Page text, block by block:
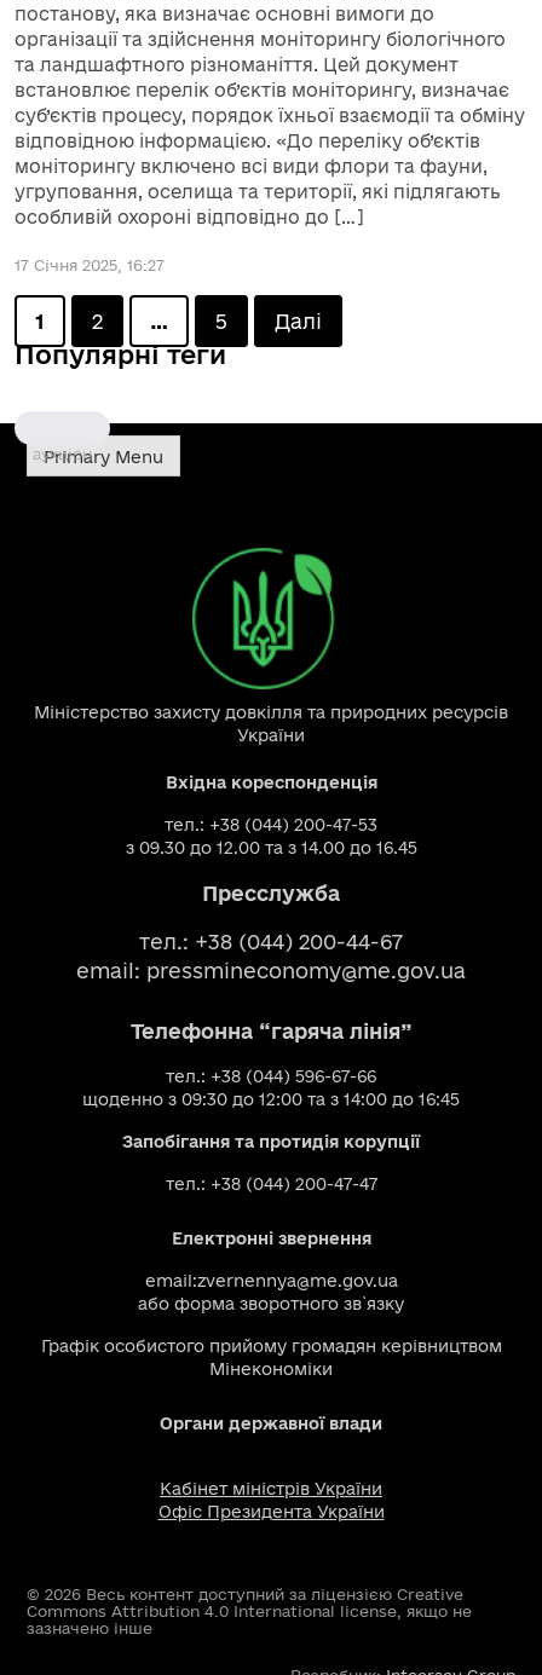
постанову, яка визначає основні вимоги до
організації та здійснення моніторингу біологічного
та ландшафтного різноманіття. Цей документ
встановлює перелік об’єктів моніторингу, визначає
суб’єктів процесу, порядок їхньої взаємодії та обміну
відповідною інформацією. «До переліку об’єктів
моніторингу включено всі види флори та фауни,
угруповання, оселища та території, які підлягають
особливій охороні відповідно до […]
17 Січня 2025, 16:27
Posts
pagination
1 2 … 5 Далі
Популярні теги
аукціон
Primary Menu
Міністерство захисту довкілля та природних ресурсів
України
Вхідна кореспонденція
тел.: +38 (044) 200-47-53
з 09.30 до 12.00 та з 14.00 до 16.45
Пресслужба
тел.: +38 (044) 200-44-67
email: pressmineconomy@me.gov.ua
Телефонна “гаряча лінія”
тел.: +38 (044) 596-67-66
щоденно з 09:30 до 12:00 та з 14:00 до 16:45
Запобігання та протидія корупції
тел.: +38 (044) 200-47-47
Електронні звернення
email:zvernennya@me.gov.ua
або форма зворотного зв`язку
Графік особистого прийому громадян керівництвом
Мінекономіки
Органи державної влади
Кабінет міністрів України
Офіс Президента України
© 2026 Весь контент доступний за ліцензією Creative
Commons Attribution 4.0 International license, якщо не
зазначено інше